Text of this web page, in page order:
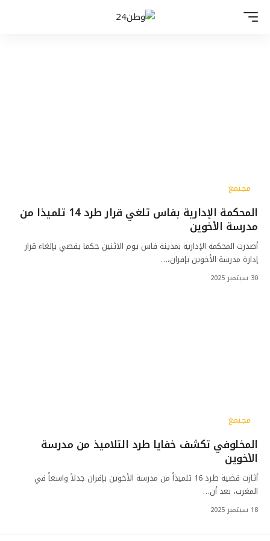
مجتمع
المحكمة الإدارية بفاس تلغي قرار طرد 14 تلميذا من
مدرسة الأخوين
أصدرت المحكمة الإدارية بمدينة فاس يوم الاثنين حكما يقضي بإلغاء قرار
إدارة مدرسة الأخوين بإفران،…
30 سبتمبر 2025
مجتمع
المخلوفي تكشف خفايا طرد التلاميذ من مدرسة
الأخوين
أثارت قضية طرد 16 تلميذاً من مدرسة الأخوين بإفران جدلاً واسعاً في
المغرب، بعد أن…
18 سبتمبر 2025